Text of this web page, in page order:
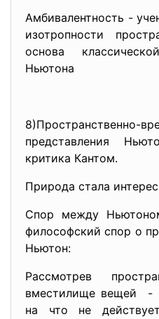
Амбивалентность -
изотропности
основа
Ньютона
8)Пространственно-
представления
критика Кантом.
Природа стала
Спор между
философский спор о
Ньютон:
Рассмотрев
вместилище вещей -
на что не